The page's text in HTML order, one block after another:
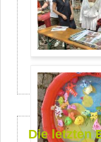
Die letzten